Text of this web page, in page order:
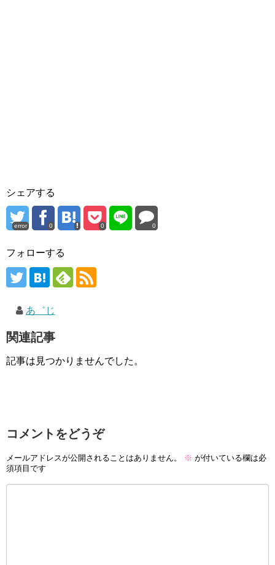
シェアする
error 0 0 0
フォローする
あ゛じ
関連記事
記事は見つかりませんでした。
コメントをどうぞ
メールアドレスが公開されることはありません。 ※ が付いている欄は必
須項目です